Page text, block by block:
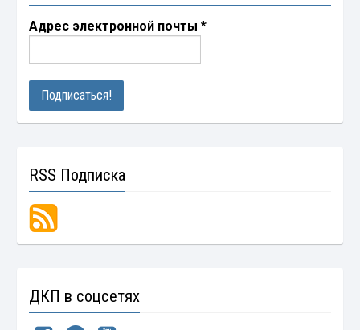
Адрес электронной почты*
RSS Подписка
ДКП в соцсетях